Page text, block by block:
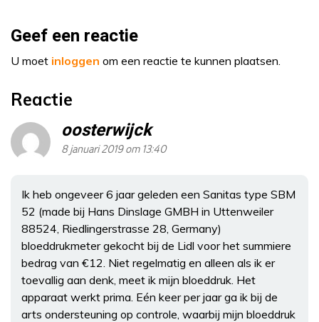
Geef een reactie
U moet inloggen om een reactie te kunnen plaatsen.
Reactie
oosterwijck
8 januari 2019 om 13:40
Ik heb ongeveer 6 jaar geleden een Sanitas type SBM
52 (made bij Hans Dinslage GMBH in Uttenweiler
88524, Riedlingerstrasse 28, Germany)
bloeddrukmeter gekocht bij de Lidl voor het summiere
bedrag van €12. Niet regelmatig en alleen als ik er
toevallig aan denk, meet ik mijn bloeddruk. Het
apparaat werkt prima. Eén keer per jaar ga ik bij de
arts ondersteuning op controle, waarbij mijn bloeddruk